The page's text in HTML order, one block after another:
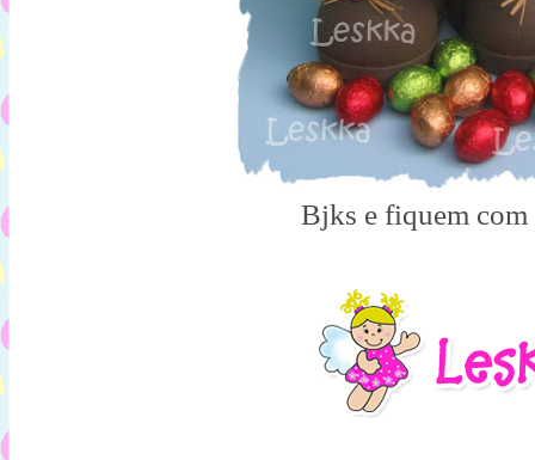
Bjks e fiquem com